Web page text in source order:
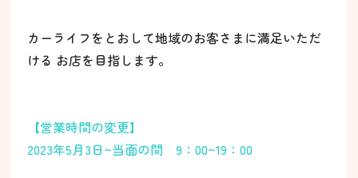
カーライフをとおして地域のお客さまに満足いただ
ける お店を目指します。
【営業時間の変更】
2023年5月3日~当面の間 9：00~19：00